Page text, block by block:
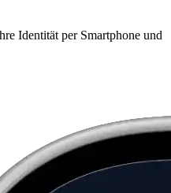
Identität per Smartphone und